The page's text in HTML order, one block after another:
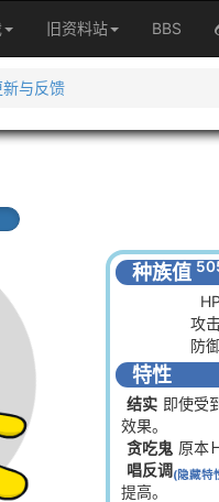
旧资料站 BBS
新与反馈
种族值
HP
攻
防
特性
结实 即使受
效果。
贪吃鬼 原本
唱反调(隐藏特
提高。